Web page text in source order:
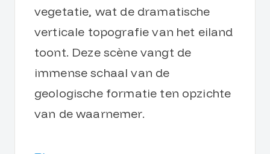
vegetatie, wat de dramatische
verticale topografie van het eiland
toont. Deze scène vangt de
immense schaal van de
geologische formatie ten opzichte
van de waarnemer.